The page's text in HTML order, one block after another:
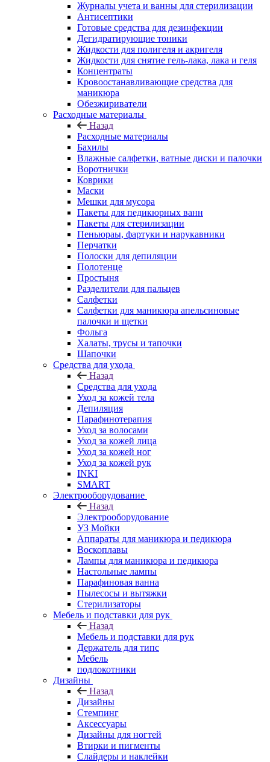
Журналы учета и ванны для стерилизации
Антисептики
Готовые средства для дезинфекции
Дегидратирующие тоники
Жидкости для полигеля и акригеля
Жидкости для снятие гель-лака, лака и геля
Концентраты
Кровоостанавливающие средства для
маникюра
Обезжириватели
Расходные материалы
Назад
Расходные материалы
Бахилы
Влажные салфетки, ватные диски и палочки
Воротнички
Коврики
Маски
Мешки для мусора
Пакеты для педикюрных ванн
Пакеты для стерилизации
Пеньюраы, фартуки и нарукавники
Перчатки
Полоски для депиляции
Полотенце
Простыня
Разделители для пальцев
Салфетки
Салфетки для маникюра апельсиновые
палочки и щетки
Фольга
Халаты, трусы и тапочки
Шапочки
Средства для ухода
Назад
Средства для ухода
Уход за кожей тела
Депиляция
Парафинотерапия
Уход за волосами
Уход за кожей лица
Уход за кожей ног
Уход за кожей рук
INKI
SMART
Электрооборудование
Назад
Электрооборудование
УЗ Мойки
Аппараты для маникюра и педикюра
Воскоплавы
Лампы для маникюра и педикюра
Настольные лампы
Парафиновая ванна
Пылесосы и вытяжки
Стерилизаторы
Мебель и подставки для рук
Назад
Мебель и подставки для рук
Держатель для типс
Мебель
подлокотники
Дизайны
Назад
Дизайны
Стемпинг
Аксессуары
Дизайны для ногтей
Втирки и пигменты
Слайдеры и наклейки